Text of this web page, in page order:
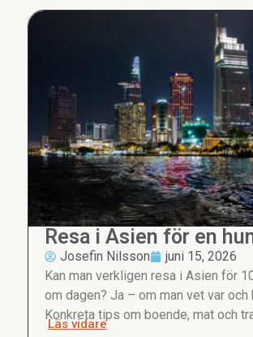
Resa i Asien för en
om dagen
Josefin Nilsson
juni 15, 2026
Kan man verkligen resa i Asien för
om dagen? Ja – om man vet var och
Konkreta tips om boende, mat och
Läs vidare